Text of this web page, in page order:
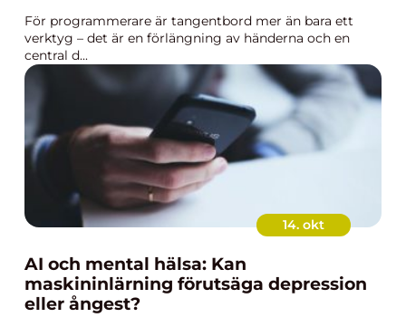
För programmerare är tangentbord mer än bara ett
verktyg – det är en förlängning av händerna och en
central d...
14. okt
AI och mental hälsa: Kan
maskininlärning förutsäga depression
eller ångest?